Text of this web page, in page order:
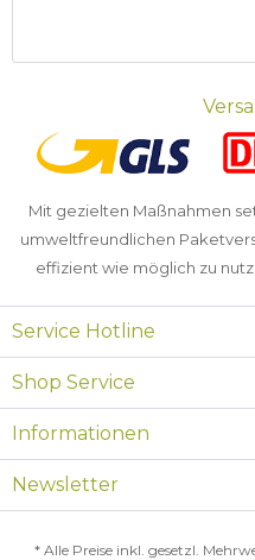
Mit gezielten Maßnahmen
umweltfreundlichen
effizient wie möglich zu
Service Hotline
Shop Service
Informationen
Newsletter
* Alle Preise inkl. gesetzl.